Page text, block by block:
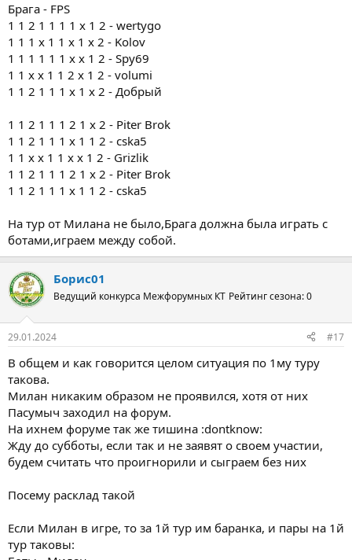
Брага - FPS
1 1 2 1 1 1 1 х 1 2 - wertygo
1 1 1 х 1 1 x 1 х 2 - Kolov
1 1 1 1 1 1 x x 1 2 - Spy69
1 1 х х 1 1 2 x 1 2 - volumi
1 1 2 1 1 1 x 1 х 2 - Добрый
1 1 2 1 1 1 2 1 x 2 - Piter Brok
1 1 2 1 1 1 x 1 1 2 - cska5
1 1 х х 1 1 x х 1 2 - Grizlik
1 1 2 1 1 1 2 1 x 2 - Piter Brok
1 1 2 1 1 1 x 1 1 2 - cska5
На тур от Милана не было,Брага должна была играть с
ботами,играем между собой.
Борис01
Ведущий конкурса Межфорумных КТ Рейтинг сезона: 0
29.01.2024 #17
В общем и как говорится целом ситуация по 1му туру
такова.
Милан никаким образом не проявился, хотя от них
Пасумыч заходил на форум.
На ихнем форуме так же тишина :dontknow:
Жду до субботы, если так и не заявят о своем участии,
будем считать что проигнорили и сыграем без них
Посему расклад такой
Если Милан в игре, то за 1й тур им баранка, и пары на 1й
тур таковы: